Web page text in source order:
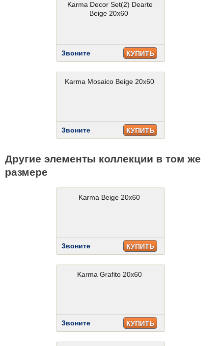
Karma Decor Set(2) Dearte
Beige 20x60
Звоните КУПИТЬ
Karma Mosaico Beige 20x60
Звоните КУПИТЬ
Другие элементы коллекции в том же
размере
Karma Beige 20x60
Звоните КУПИТЬ
Karma Grafito 20x60
Звоните КУПИТЬ